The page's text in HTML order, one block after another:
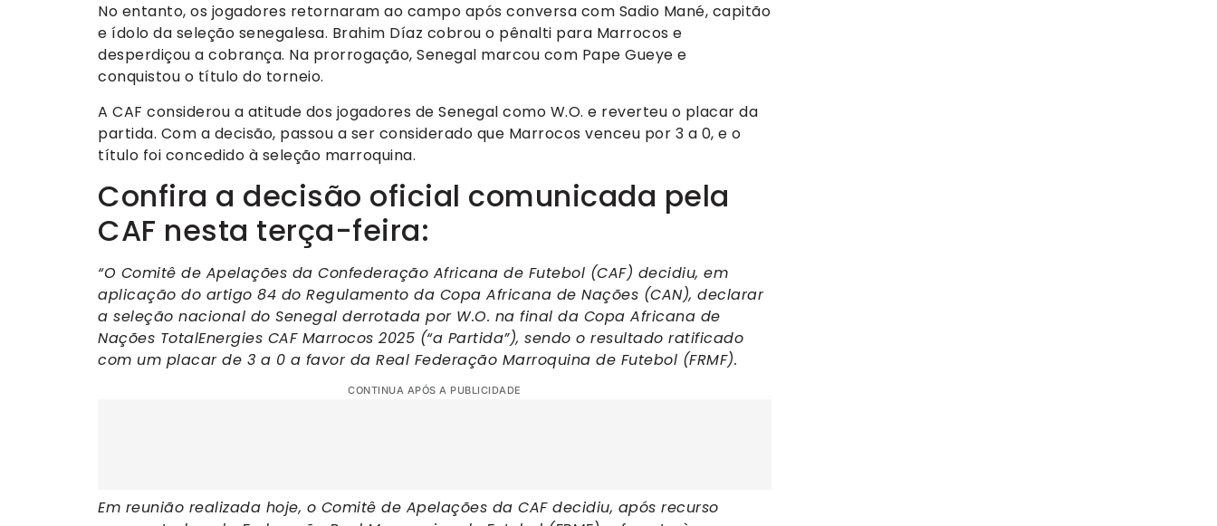
No entanto, os jogadores retornaram ao campo após conversa com Sadio Mané, capitão
e ídolo da seleção senegalesa. Brahim Díaz cobrou o pênalti para Marrocos e
desperdiçou a cobrança. Na prorrogação, Senegal marcou com Pape Gueye e
conquistou o título do torneio.
A CAF considerou a atitude dos jogadores de Senegal como W.O. e reverteu o placar da
partida. Com a decisão, passou a ser considerado que Marrocos venceu por 3 a 0, e o
título foi concedido à seleção marroquina.
Confira a decisão oficial comunicada pela
CAF nesta terça-feira:
“O Comitê de Apelações da Confederação Africana de Futebol (CAF) decidiu, em
aplicação do artigo 84 do Regulamento da Copa Africana de Nações (CAN), declarar
a seleção nacional do Senegal derrotada por W.O. na final da Copa Africana de
Nações TotalEnergies CAF Marrocos 2025 (“a Partida”), sendo o resultado ratificado
com um placar de 3 a 0 a favor da Real Federação Marroquina de Futebol (FRMF).
CONTINUA APÓS A PUBLICIDADE
Em reunião realizada hoje, o Comitê de Apelações da CAF decidiu, após recurso